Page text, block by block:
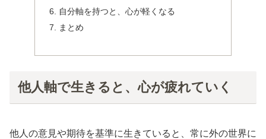
自分軸を持つと、心が軽くなる
まとめ
他人軸で生きると、心が疲れていく
他人の意見や期待を基準に生きていると、常に外の世界に